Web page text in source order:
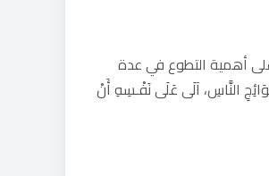
أهمية التطوع في عدة
اخْتَصَّهُمْ لِقَضَاءِ حَوَائِجِ النَّاسِ، آلَى عَلَى نَفْـسِهِ أَنْ